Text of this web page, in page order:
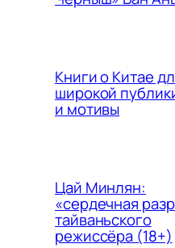
Книги о Китае
широкой
и мотивы
Цай Минлян:
«сердечная
тайваньского
режиссёра (18+)